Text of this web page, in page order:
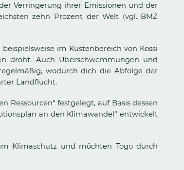
Verringerung ihrer Emissionen und der
zehn Prozent der Welt (vgl. BMZ
im Küstenbereich von Kossi
droht. Auch Überschwemmungen und
wodurch dich die Abfolge der
Landflucht.
Ressourcen“ festgelegt, auf Basis dessen
an den Klimawandel“ entwickelt
Klimaschutz und möchten Togo durch